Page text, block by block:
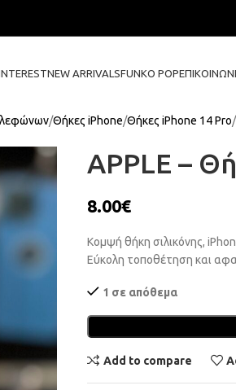
NEW ARRIVALSFUNKO POP
Θήκες iPhone Θήκες iPhone 14 Pro
APPLE –
8.00€
Κομψή θήκη σιλικόνης,
Εύκολη τοποθέτηση και
1 σε απόθεμα
Add to compare